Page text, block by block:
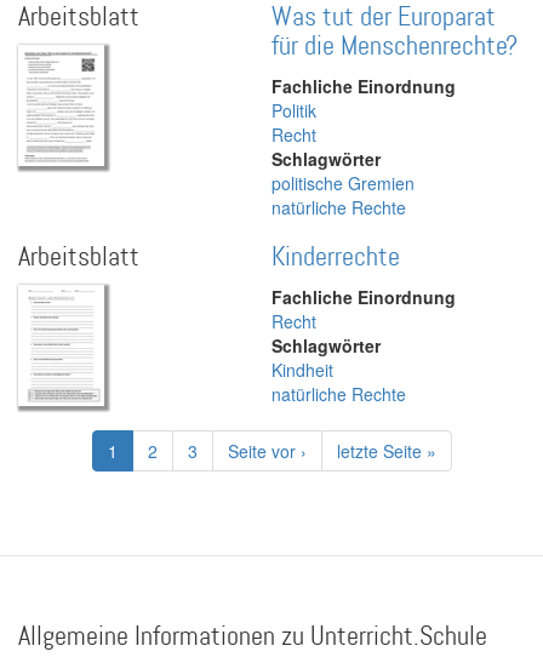
Arbeitsblatt
Was tut der Europarat
für die Menschenrechte?
Fachliche Einordnung
Politik
Recht
Schlagwörter
politische Gremien
natürliche Rechte
Arbeitsblatt Kinderrechte
Fachliche Einordnung
Recht
Schlagwörter
Kindheit
natürliche Rechte
Seitennummerierung
Aktuelle
Seite
1 Page
2 Page
3
Nächste
Seite
Seite vor ›
Letzte
Seite
letzte Seite »
Allgemeine Informationen zu Unterricht.Schule